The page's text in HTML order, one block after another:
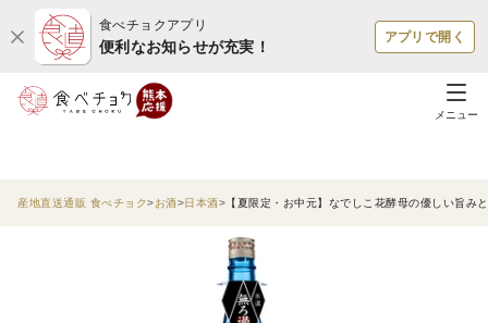
食べチョクアプリ
便利なお知らせが充実！
アプリで開く
メニュー
産地直送通販 食べチョク お酒 日本酒 【夏限定・お中元】なでしこ花酵母の優しい旨